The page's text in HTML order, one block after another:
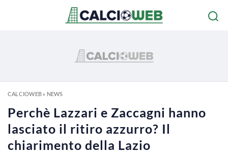
CALCIOWEB» NEWS
Perchè Lazzari e Zaccagni hanno
lasciato il ritiro azzurro? Il
chiarimento della Lazio